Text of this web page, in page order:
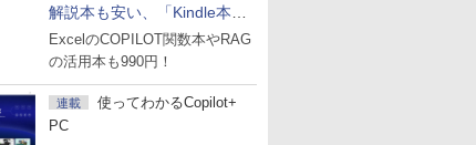
解説本も安い、「Kindle本サ
マーセール」第2弾開始！
ExcelのCOPILOT関数本やRAG
の活用本も990円！
連載
使ってわかるCopilot+
PC